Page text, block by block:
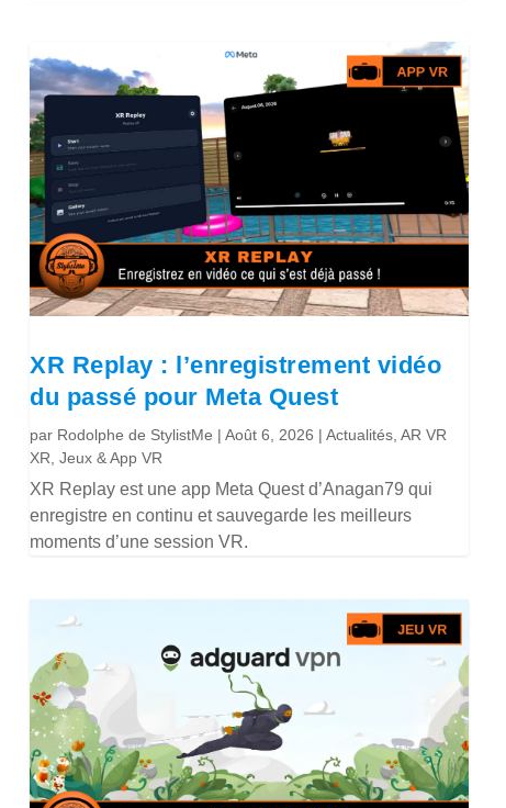
XR Replay : l’enregistrement vidéo
du passé pour Meta Quest
par Rodolphe de StylistMe |Août 6, 2026 |Actualités ,AR VR
XR ,Jeux & App VR
XR Replay est une app Meta Quest d’Anagan79 qui
enregistre en continu et sauvegarde les meilleurs
moments d’une session VR.